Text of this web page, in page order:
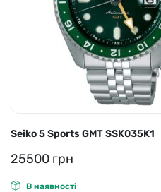
Seiko 5 Sports GMT SSK035K1
25500 грн
В наявності